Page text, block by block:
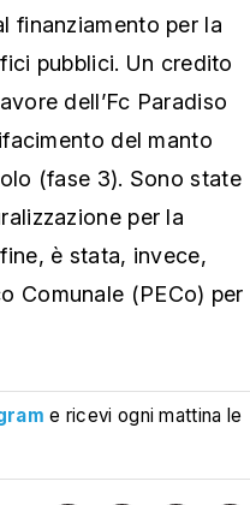
finanziamento per la
pubblici. Un credito
dell’Fc Paradiso
del manto
(fase 3). Sono state
per la
è stata, invece,
Comunale (PECo) per
e ricevi ogni mattina le